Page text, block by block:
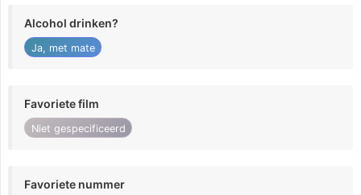
Alcohol drinken?
Ja, met mate
Favoriete film
Niet gespecificeerd
Favoriete nummer